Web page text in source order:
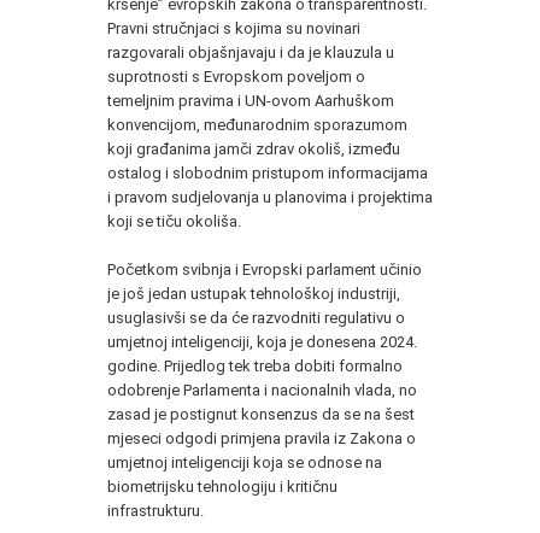
kršenje” evropskih zakona o transparentnosti.
Pravni stručnjaci s kojima su novinari
razgovarali objašnjavaju i da je klauzula u
suprotnosti s Evropskom poveljom o
temeljnim pravima i UN-ovom Aarhuškom
konvencijom, međunarodnim sporazumom
koji građanima jamči zdrav okoliš, između
ostalog i slobodnim pristupom informacijama
i pravom sudjelovanja u planovima i projektima
koji se tiču okoliša.
Početkom svibnja i Evropski parlament učinio
je još jedan ustupak tehnološkoj industriji,
usuglasivši se da će razvodniti regulativu o
umjetnoj inteligenciji, koja je donesena 2024.
godine. Prijedlog tek treba dobiti formalno
odobrenje Parlamenta i nacionalnih vlada, no
zasad je postignut konsenzus da se na šest
mjeseci odgodi primjena pravila iz Zakona o
umjetnoj inteligenciji koja se odnose na
biometrijsku tehnologiju i kritičnu
infrastrukturu.